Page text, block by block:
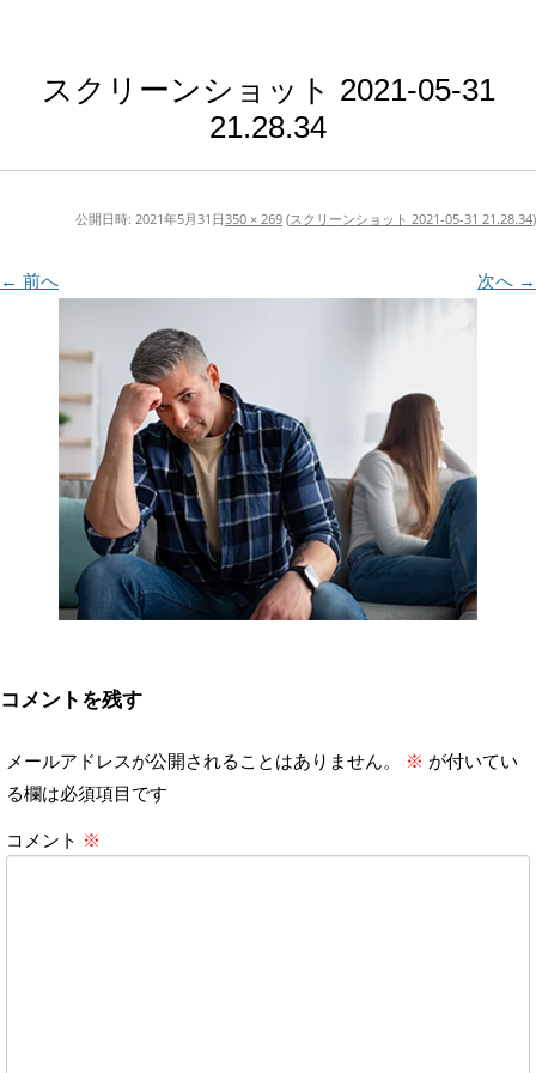
スクリーンショット 2021-05-31
21.28.34
公開日時: 2021年5月31日350 × 269 (スクリーンショット 2021-05-31 21.28.34)
← 前へ 次へ →
コメントを残す
メールアドレスが公開されることはありません。 ※ が付いてい
る欄は必須項目です
コメント ※